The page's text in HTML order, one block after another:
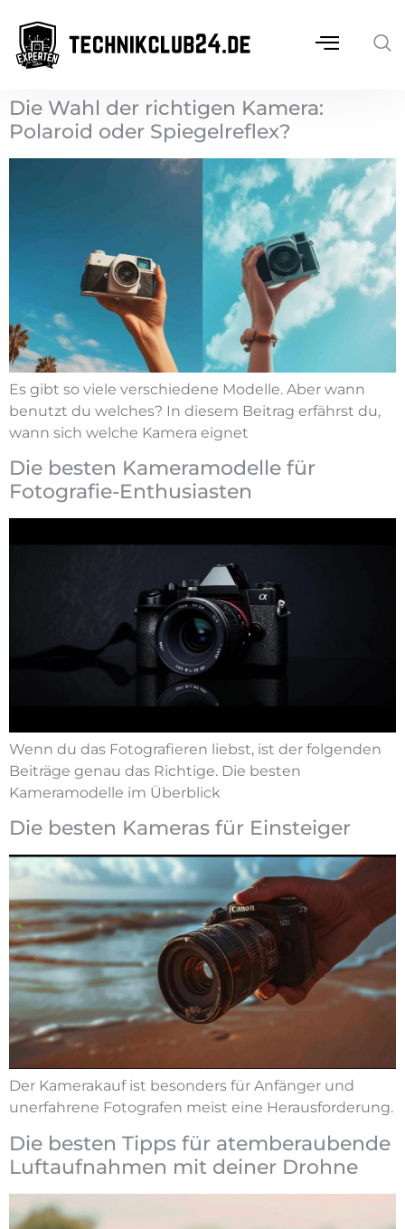
Die Wahl der richtigen Kamera:
Polaroid oder Spiegelreflex?
Es gibt so viele verschiedene Modelle. Aber wann
benutzt du welches? In diesem Beitrag erfährst du,
wann sich welche Kamera eignet
Die besten Kameramodelle für
Fotografie-Enthusiasten
Wenn du das Fotografieren liebst, ist der folgenden
Beiträge genau das Richtige. Die besten
Kameramodelle im Überblick
Die besten Kameras für Einsteiger
Der Kamerakauf ist besonders für Anfänger und
unerfahrene Fotografen meist eine Herausforderung.
Die besten Tipps für atemberaubende
Luftaufnahmen mit deiner Drohne